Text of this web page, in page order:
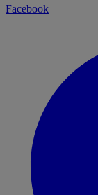
Facebook